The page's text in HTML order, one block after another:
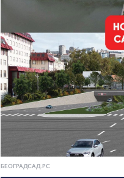
БЕОГРАДСАД.РС